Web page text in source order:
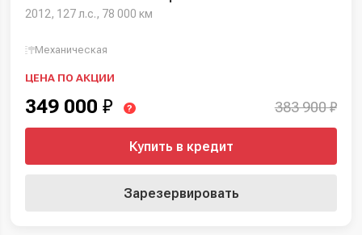
2012, 127 л.с., 78 000 км
Механическая
ЦЕНА ПО АКЦИИ
349 000 ₽ ? 383 900 ₽
Купить в кредит
Зарезервировать